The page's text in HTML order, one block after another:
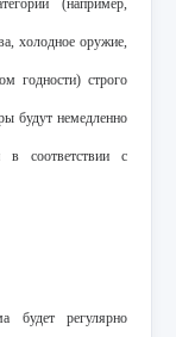
(например,
холодное оружие,
годности) строго
будут немедленно
соответствии с
будет регулярно